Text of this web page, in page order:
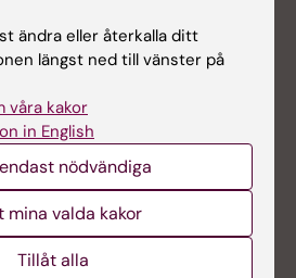
(1998-2000)
(2002-2005)
(2010-2013)
(2016-2019)
(2020-2024)
ändra eller återkalla ditt
längst ned till vänster på
våra kakor
in English
nödvändiga
mina valda kakor
Tillåt alla